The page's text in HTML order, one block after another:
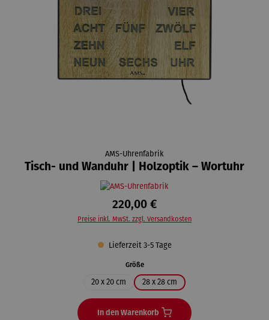
AMS-Uhrenfabrik
Tisch- und Wanduhr | Holzoptik – Wortuhr
220,00 €
Preise inkl. MwSt. zzgl. Versandkosten
Lieferzeit 3-5 Tage
Größeauswählen
20 x 20 cm 28 x 28 cm
In den Warenkorb